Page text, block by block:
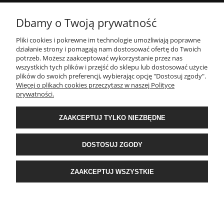
INFORMACJE
PŁATNOŚCI I DOSTAWA
O NAS
POPULARNE KATEGORIE
Krakowska 201, 34-124 Klecza Dolna, woj. małopolskie | e-mail:
ekomax.pl| telefon:507 086 377
Dbamy o Twoją prywatność
Pliki cookies i pokrewne im technologie umożliwiają poprawne
działanie strony i pomagają nam dostosować ofertę do Twoich
potrzeb. Możesz zaakceptować wykorzystanie przez nas
wszystkich tych plików i przejść do sklepu lub dostosować użycie
plików do swoich preferencji, wybierając opcję "Dostosuj zgody".
Więcej o plikach cookies przeczytasz w naszej Polityce
prywatności.
ZAAKCEPTUJ TYLKO NIEZBĘDNE
DOSTOSUJ ZGODY
ZAAKCEPTUJ WSZYSTKIE